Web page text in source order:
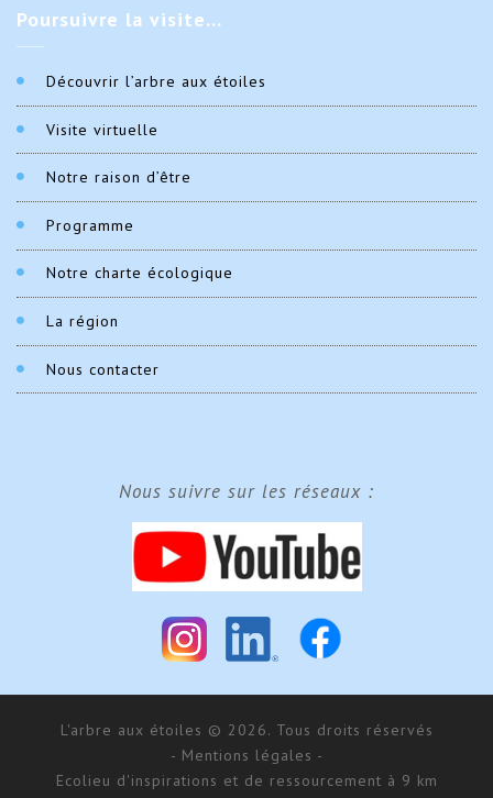
Poursuivre la visite…
Découvrir l’arbre aux étoiles
Visite virtuelle
Notre raison d’être
Programme
Notre charte écologique
La région
Nous contacter
Nous suivre sur les réseaux :
L'arbre aux étoiles © 2026. Tous droits réservés
- Mentions légales -
Ecolieu d'inspirations et de ressourcement à 9 km